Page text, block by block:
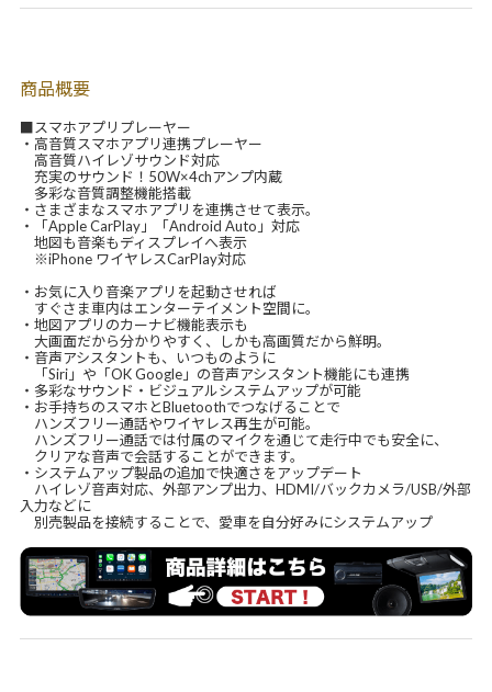
商品概要
■スマホアプリプレーヤー
・高音質スマホアプリ連携プレーヤー
高音質ハイレゾサウンド対応
充実のサウンド！50W×4chアンプ内蔵
多彩な音質調整機能搭載
・さまざまなスマホアプリを連携させて表示。
・「Apple CarPlay」「Android Auto」対応
地図も音楽もディスプレイへ表示
※iPhone ワイヤレスCarPlay対応
・お気に入り音楽アプリを起動させれば
すぐさま車内はエンターテイメント空間に。
・地図アプリのカーナビ機能表示も
大画面だから分かりやすく、しかも高画質だから鮮明。
・音声アシスタントも、いつものように
「Siri」や「OK Google」の音声アシスタント機能にも連携
・多彩なサウンド・ビジュアルシステムアップが可能
・お手持ちのスマホとBluetoothでつなげることで
ハンズフリー通話やワイヤレス再生が可能。
ハンズフリー通話では付属のマイクを通じて走行中でも安全に、
クリアな音声で会話することができます。
・システムアップ製品の追加で快適さをアップデート
ハイレゾ音声対応、外部アンプ出力、HDMI/バックカメラ/USB/外部
入力などに
別売製品を接続することで、愛車を自分好みにシステムアップ